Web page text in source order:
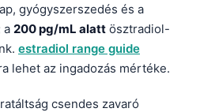
gyógyszerszedés és a
a 200 pg/mL alatt ösztradiol-
estradiol range guide
lehet az ingadozás mértéke.
csendes zavaró